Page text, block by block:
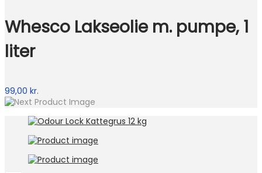
Whesco Lakseolie m. pumpe, 1
liter
99,00 kr.